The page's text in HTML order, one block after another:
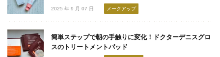
2025 年 9 月 07 日 メークアップ
簡単ステップで朝の手触りに変化！ドクターデニスグロ
スのトリートメントパッド